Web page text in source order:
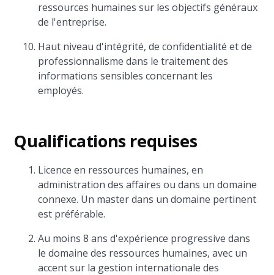
ressources humaines sur les objectifs généraux
de l'entreprise.
Haut niveau d'intégrité, de confidentialité et de
professionnalisme dans le traitement des
informations sensibles concernant les
employés.
Qualifications requises
Licence en ressources humaines, en
administration des affaires ou dans un domaine
connexe. Un master dans un domaine pertinent
est préférable.
Au moins 8 ans d'expérience progressive dans
le domaine des ressources humaines, avec un
accent sur la gestion internationale des